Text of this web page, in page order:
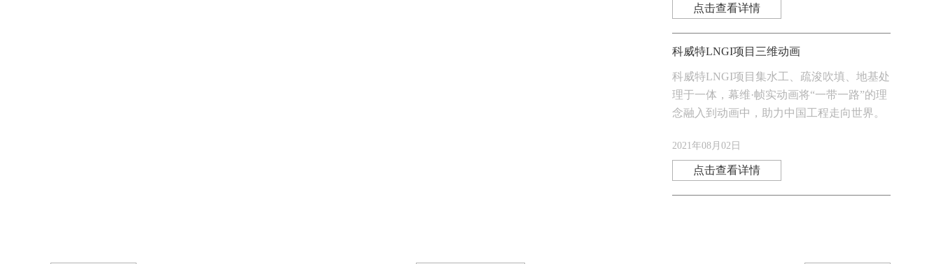
点击查看详情
科威特LNGI项目三维动画
科威特LNGI项目集水工、疏浚吹填、地基处
理于一体，幕维·帧实动画将“一带一路”的理
念融入到动画中，助力中国工程走向世界。
2021年08月02日
点击查看详情